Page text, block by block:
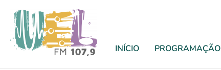
INÍCIO PROGRAMAÇÃO